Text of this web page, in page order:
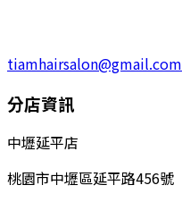
tiamhairsalon@gmail.com
分店資訊
中壢延平店
桃園市中壢區延平路456號